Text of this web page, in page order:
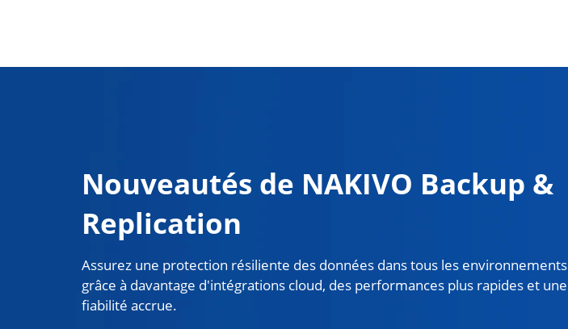
Nouveautés de NAKIVO Backup &
Replication
Assurez une protection résiliente des données dans tous les environnements
grâce à davantage d'intégrations cloud, des performances plus rapides et une
fiabilité accrue.